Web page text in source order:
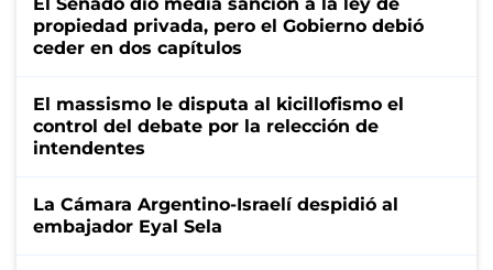
propiedad privada, pero el Gobierno debió
ceder en dos capítulos
El massismo le disputa al kicillofismo el
control del debate por la relección de
intendentes
La Cámara Argentino-Israelí despidió al
embajador Eyal Sela